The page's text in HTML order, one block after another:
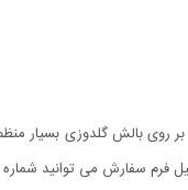
سفارش می توانید شماره